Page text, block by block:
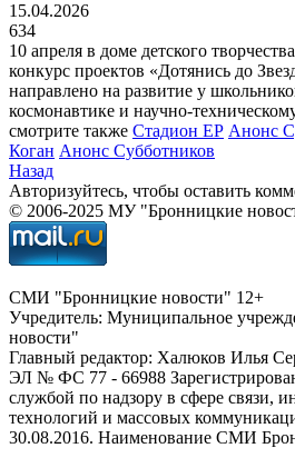
15.04.2026
634
10 апреля в доме детского
конкурс проектов «Дотянись до
направлено на развитие у
космонавтике и научно-
смотрите также Стадион ЕР Анонс
Коган Анонс Субботников
Назад
Авторизуйтесь, чтобы оставить
© 2006-2025 МУ "Бронницкие
СМИ "Бронницкие новости" 12+
Учредитель: Муниципальное
новости"
Главный редактор: Халюков Илья
ЭЛ № ФС 77 - 66988
службой по надзору в сфере связи,
технологий и массовых
30.08.2016. Наименование СМИ